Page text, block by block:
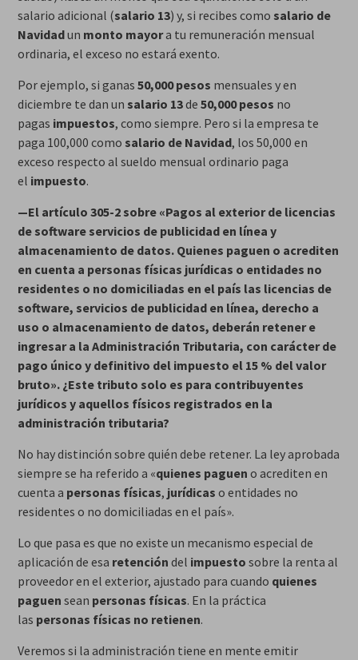
salario adicional (salario 13) y, si recibes como salario de
Navidadun monto mayora tu remuneración mensual
ordinaria, el exceso no estará exento.
Por ejemplo, si ganas 50,000 pesos mensuales y en
diciembre te dan un salario 13de 50,000 pesos no
pagas impuestos, como siempre. Pero si la empresa te
paga 100,000 como salario de Navidad, los 50,000 en
exceso respecto al sueldo mensual ordinario paga
el impuesto.
—El artículo 305-2 sobre «Pagos al exterior de licencias
de software servicios de publicidad en línea y
almacenamiento de datos. Quienes paguen o acrediten
en cuenta a personas físicas jurídicas o entidades no
residentes o no domiciliadas en el país las licencias de
software, servicios de publicidad en línea, derecho a
uso o almacenamiento de datos, deberán retener e
ingresar a la Administración Tributaria, con carácter de
pago único y definitivo del impuesto el 15 % del valor
bruto». ¿Este tributo solo es para contribuyentes
jurídicos y aquellos físicos registrados en la
administración tributaria?
No hay distinción sobre quién debe retener. La ley aprobada
siempre se ha referido a «quienes paguen o acrediten en
cuenta a personas físicas, jurídicas o entidades no
residentes o no domiciliadas en el país».
Lo que pasa es que no existe un mecanismo especial de
aplicación de esa retención del impuesto sobre la renta al
proveedor en el exterior, ajustado para cuando quienes
paguen sean personas físicas. En la práctica
las personas físicas no retienen.
Veremos si la administración tiene en mente emitir